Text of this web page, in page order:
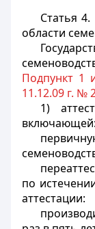
Статья 4.
области
Подпункт 1
11.12.09 г. №
1)
включающей:
по
аттестации: